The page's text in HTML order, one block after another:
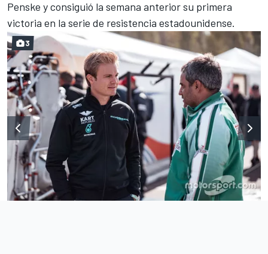
Penske y consiguió la semana anterior su primera
victoria en la serie de resistencia estadounidense.
3